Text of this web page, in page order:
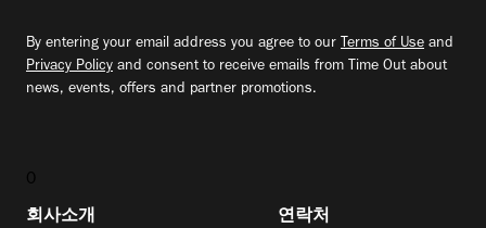
By entering your email address you agree to our Terms of Use and
Privacy Policy and consent to receive emails from Time Out about
news, events, offers and partner promotions.
0
회사소개 연락처